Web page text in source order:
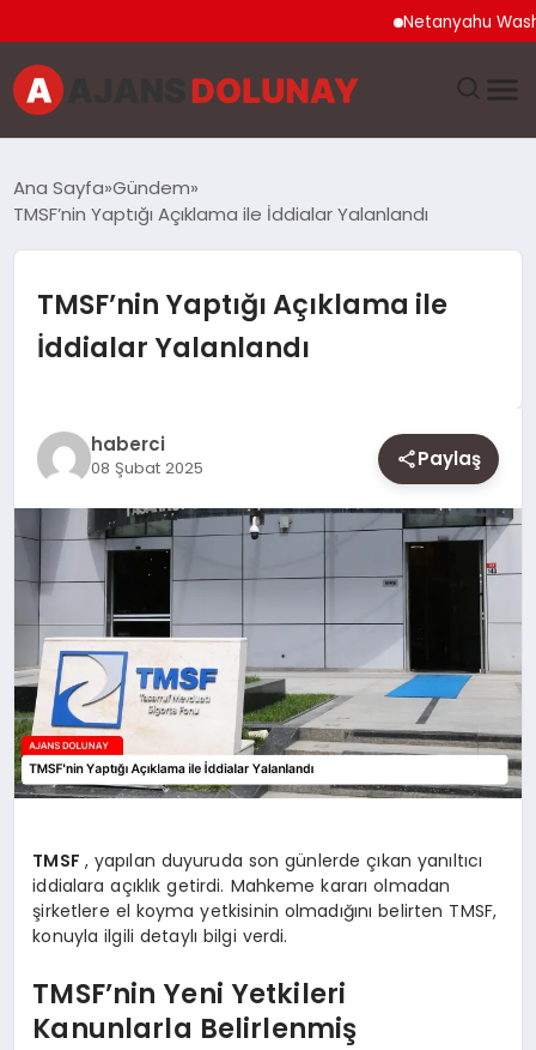
Netanyahu
EKONOMI
GENEL
MAGAZIN
SAĞLIK
SIYASET
SPOR
YAŞAM
Ana Sayfa Gündem
TMSF’nin Yaptığı Açıklama ile İddialar Yalanlandı
TMSF’nin Yaptığı Açıklama ile
İddialar Yalanlandı
haberci
08 Şubat 2025 Paylaş
TMSF , yapılan duyuruda son günlerde çıkan yanıltıcı
iddialara açıklık getirdi. Mahkeme kararı olmadan
şirketlere el koyma yetkisinin olmadığını belirten TMSF,
konuyla ilgili detaylı bilgi verdi.
TMSF’nin Yeni Yetkileri
Kanunlarla Belirlenmiş